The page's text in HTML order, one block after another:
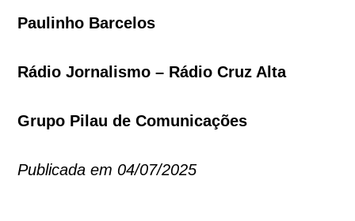
Paulinho Barcelos
Rádio Jornalismo – Rádio Cruz Alta
Grupo Pilau de Comunicações
Publicada em 04/07/2025